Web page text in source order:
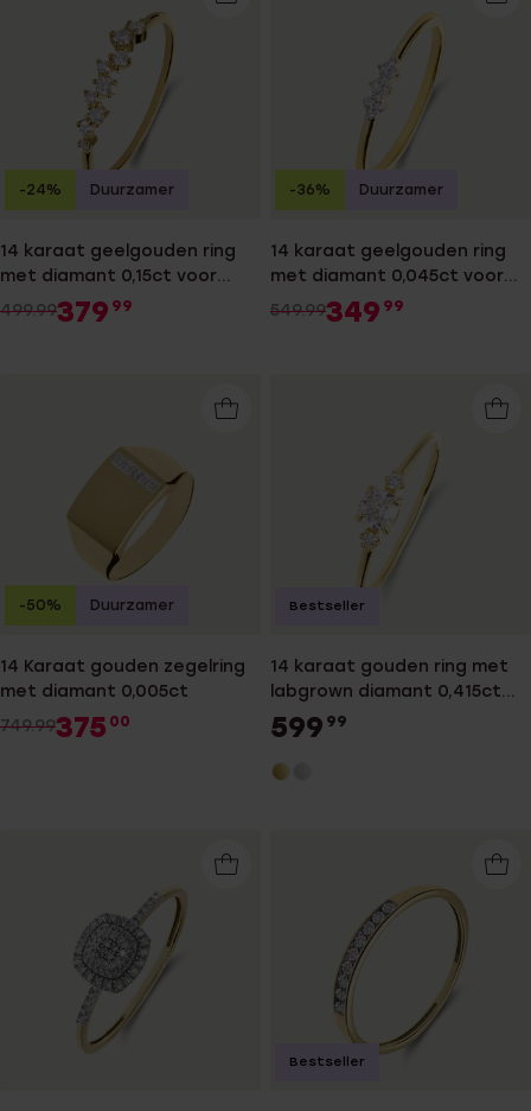
14 karaat geelgouden ring
met diamant 0,15ct voor
dames
499.99379 99
-24% Duurzamer
14 karaat geelgouden ring
met diamant 0,045ct voor
dames
549.99349 99
-36% Duurzamer
14 Karaat gouden zegelring
met diamant 0,005ct
749.99375 00
-50% Duurzamer
14 karaat gouden ring met
labgrown diamant 0,415ct
voor dames
599 99
Bestseller
Bestseller